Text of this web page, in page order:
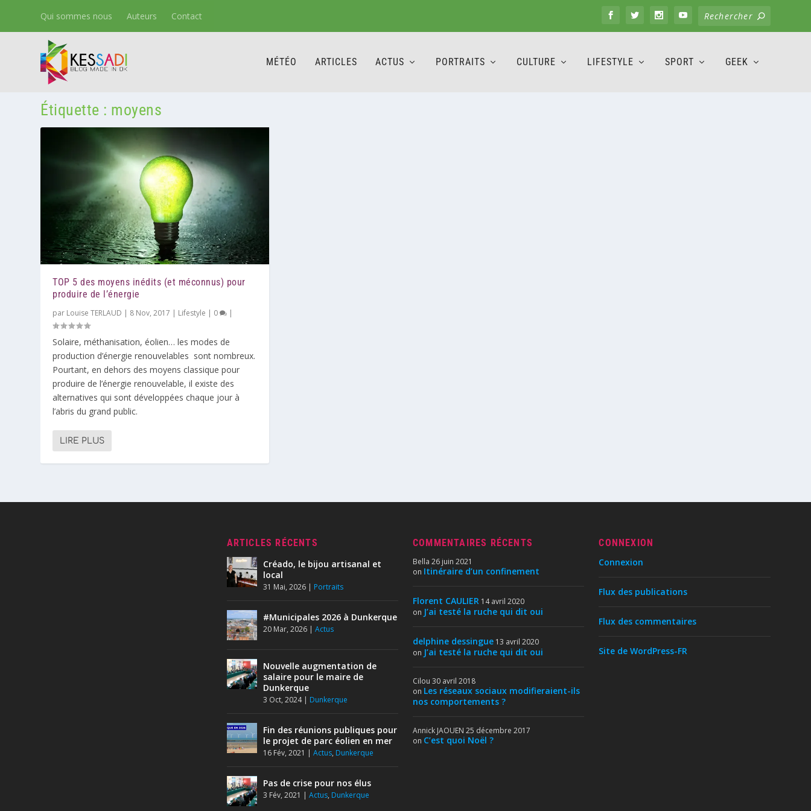
Qui sommes nous Auteurs Contact
MÉTÉO ARTICLES ACTUS PORTRAITS CULTURE LIFESTYLE SPORT GEEK
Étiquette : moyens
TOP 5 des moyens inédits (et méconnus) pour
produire de l’énergie
par Louise TERLAUD | 8 Nov, 2017 | Lifestyle | 0 |
Solaire, méthanisation, éolien… les modes de
production d’énergie renouvelables sont nombreux.
Pourtant, en dehors des moyens classique pour
produire de l’énergie renouvelable, il existe des
alternatives qui sont développées chaque jour à
l’abris du grand public.
LIRE PLUS
ARTICLES RÉCENTS
Créado, le bijou artisanal et
local
31 Mai, 2026| Portraits
#Municipales 2026 à Dunkerque
20 Mar, 2026| Actus
Nouvelle augmentation de
salaire pour le maire de
Dunkerque
3 Oct, 2024| Dunkerque
Fin des réunions publiques pour
le projet de parc éolien en mer
16 Fév, 2021 | Actus, Dunkerque
Pas de crise pour nos élus
3 Fév, 2021 | Actus, Dunkerque
COMMENTAIRES RÉCENTS
Bella 26 juin 2021
on Itinéraire d’un confinement
Florent CAULIER 14 avril 2020
on J’ai testé la ruche qui dit oui
delphine dessingue 13 avril 2020
on J’ai testé la ruche qui dit oui
Cilou 30 avril 2018
on Les réseaux sociaux modifieraient-ils
nos comportements ?
Annick JAOUEN 25 décembre 2017
on C’est quoi Noël ?
CONNEXION
Connexion
Flux des publications
Flux des commentaires
Site de WordPress-FR